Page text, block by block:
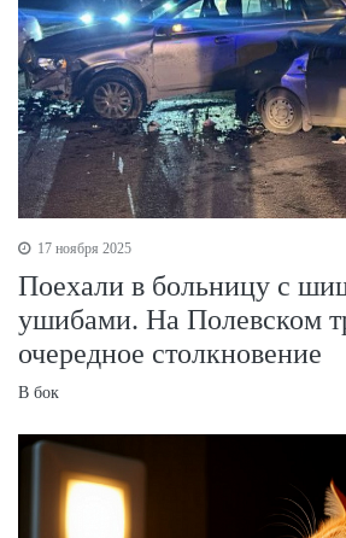
17 ноября 2025
Поехали в больницу с
ушибами. На Полевском
очередное столкновение
В бок